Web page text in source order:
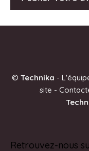
r
© Technika -
site -
Retrouvez-nous